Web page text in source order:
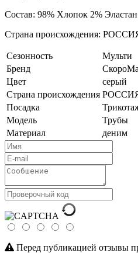
Состав: 98% Хлопок 2% Эластан
Страна происхождения:
Сезонность
Мульти
Бренд
Цвет
серый
Страна происхождения
Посадка
Модель
Трубы
Материал
деним
Перед публикацией отзывы